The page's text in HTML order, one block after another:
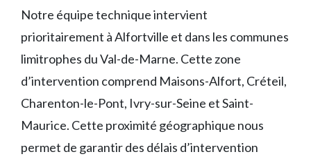
Notre équipe technique intervient
prioritairement à Alfortville et dans les communes
limitrophes du Val-de-Marne. Cette zone
d’intervention comprend Maisons-Alfort, Créteil,
Charenton-le-Pont, Ivry-sur-Seine et Saint-
Maurice. Cette proximité géographique nous
permet de garantir des délais d’intervention